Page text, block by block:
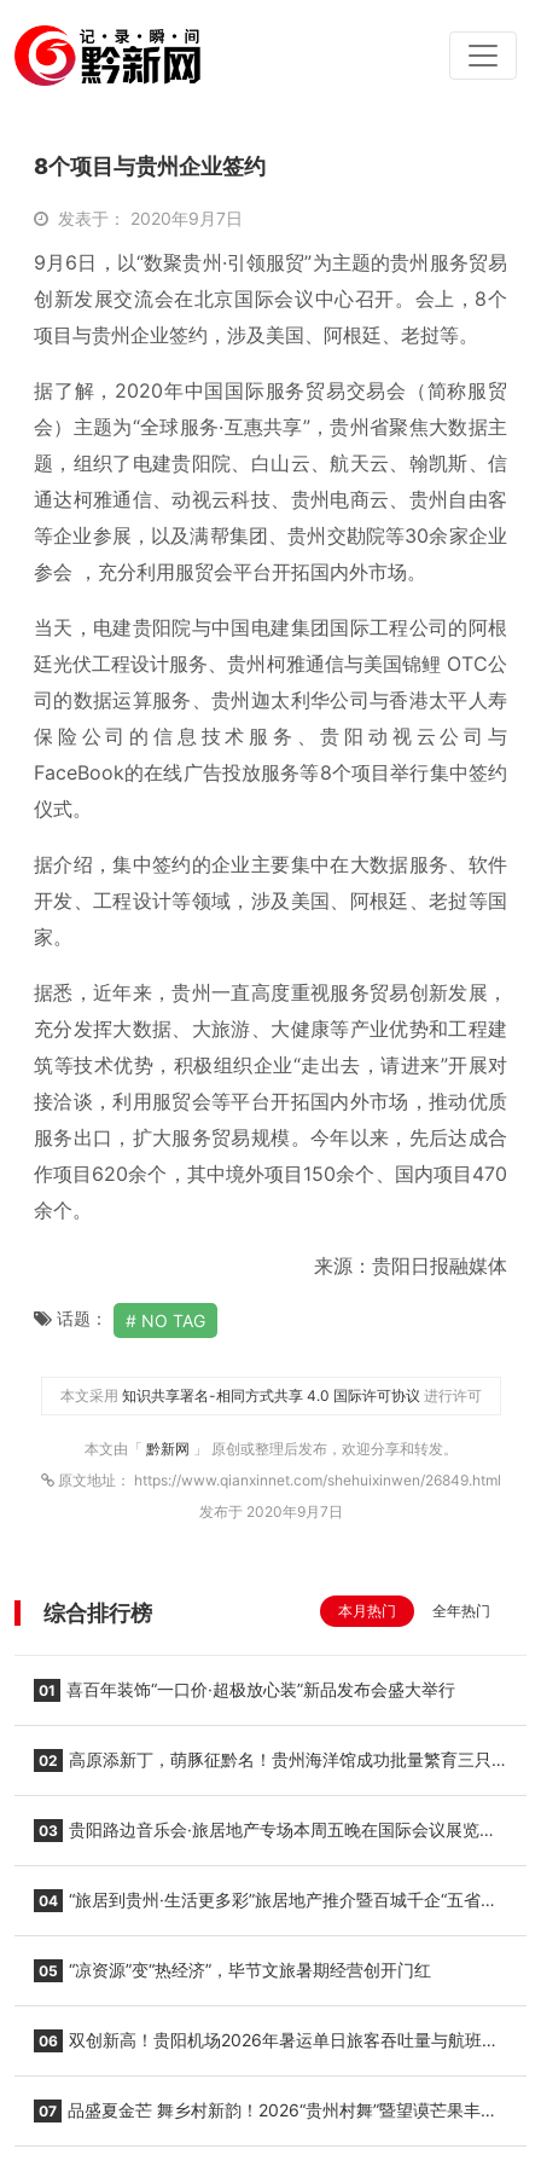
8个项目与贵州企业签约
发表于： 2020年9月7日
9月6日，以“数聚贵州·引领服贸”为主题的贵州服务贸易
创新发展交流会在北京国际会议中心召开。会上，8个
项目与贵州企业签约，涉及美国、阿根廷、老挝等。
据了解，2020年中国国际服务贸易交易会（简称服贸
会）主题为“全球服务·互惠共享”，贵州省聚焦大数据主
题，组织了电建贵阳院、白山云、航天云、翰凯斯、信
通达柯雅通信、动视云科技、贵州电商云、贵州自由客
等企业参展，以及满帮集团、贵州交勘院等30余家企业
参会 ，充分利用服贸会平台开拓国内外市场。
当天，电建贵阳院与中国电建集团国际工程公司的阿根
廷光伏工程设计服务、贵州柯雅通信与美国锦鲤 OTC公
司的数据运算服务、贵州迦太利华公司与香港太平人寿
保险公司的信息技术服务、贵阳动视云公司与
FaceBook的在线广告投放服务等8个项目举行集中签约
仪式。
据介绍，集中签约的企业主要集中在大数据服务、软件
开发、工程设计等领域，涉及美国、阿根廷、老挝等国
家。
据悉，近年来，贵州一直高度重视服务贸易创新发展，
充分发挥大数据、大旅游、大健康等产业优势和工程建
筑等技术优势，积极组织企业“走出去，请进来”开展对
接洽谈，利用服贸会等平台开拓国内外市场，推动优质
服务出口，扩大服务贸易规模。今年以来，先后达成合
作项目620余个，其中境外项目150余个、国内项目470
余个。
来源：贵阳日报融媒体
话题： NO TAG
本文采用 知识共享署名-相同方式共享 4.0 国际许可协议 进行许可
本文由「 黔新网 」 原创或整理后发布，欢迎分享和转发。
原文地址： https://www.qianxinnet.com/shehuixinwen/26849.html
发布于 2020年9月7日
综合排行榜 本月热门 全年热门
01 喜百年装饰“一口价·超极放心装”新品发布会盛大举行
02 高原添新丁，萌豚征黔名！贵州海洋馆成功批量繁育三只
03 贵阳路边音乐会·旅居地产专场本周五晚在国际会议展览中
04 “旅居到贵州·生活更多彩”旅居地产推介暨百城千企“五省
05 “凉资源”变“热经济”，毕节文旅暑期经营创开门红
06 双创新高！贵阳机场2026年暑运单日旅客吞吐量与航班起
07 品盛夏金芒 舞乡村新韵！2026“贵州村舞”暨望谟芒果丰收